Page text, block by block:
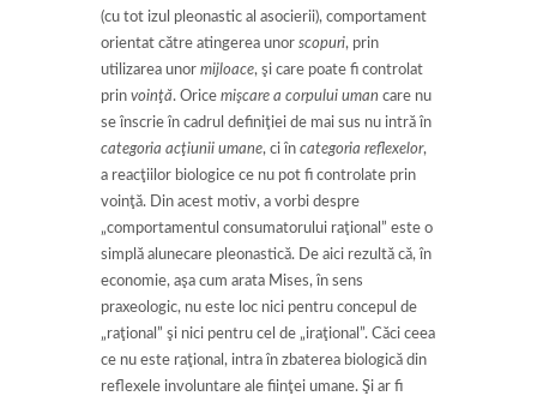
(cu tot izul pleonastic al asocierii), comportament
orientat către atingerea unor scopuri, prin
utilizarea unor mijloace, şi care poate fi controlat
prin voinţă. Orice mişcare a corpului uman care nu
se înscrie în cadrul definiţiei de mai sus nu intră în
categoria acţiunii umane, ci în categoria reflexelor,
a reacţiilor biologice ce nu pot fi controlate prin
voinţă. Din acest motiv, a vorbi despre
„comportamentul consumatorului raţional” este o
simplă alunecare pleonastică. De aici rezultă că, în
economie, aşa cum arata Mises, în sens
praxeologic, nu este loc nici pentru concepul de
„raţional” şi nici pentru cel de „iraţional”. Căci ceea
ce nu este raţional, intra în zbaterea biologică din
reflexele involuntare ale fiinţei umane. Şi ar fi